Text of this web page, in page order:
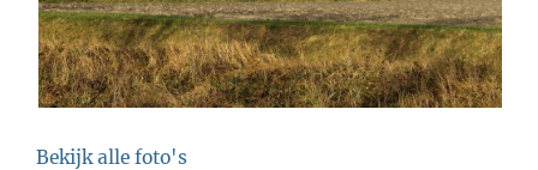
Bekijk alle foto's